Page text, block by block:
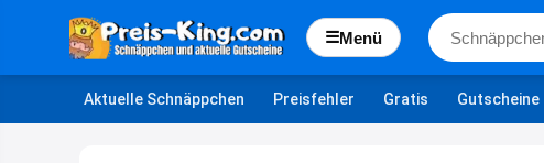
☰Menü
Aktuelle Schnäppchen Preisfehler Gratis Gutscheine